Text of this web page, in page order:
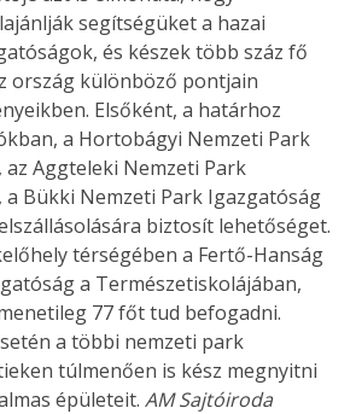
segítségüket a hazai
és készek több száz fő
ország különböző pontjain
Elsőként, a határhoz
a Hortobágyi Nemzeti Park
Aggteleki Nemzeti Park
a Bükki Nemzeti Park Igazgatóság
biztosít lehetőséget.
térségében a Fertő-Hanság
a Természetiskolájában,
77 főt tud befogadni.
a többi nemzeti park
túlmenően is kész megnyitni
épületeit. AM Sajtóiroda